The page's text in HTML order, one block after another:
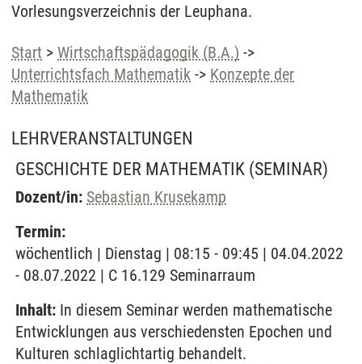
Vorlesungsverzeichnis der Leuphana.
Start > Wirtschaftspädagogik (B.A.) ->
Unterrichtsfach Mathematik -> Konzepte der
Mathematik
LEHRVERANSTALTUNGEN
GESCHICHTE DER MATHEMATIK (SEMINAR)
Dozent/in: Sebastian Krusekamp
Termin:
wöchentlich | Dienstag | 08:15 - 09:45 | 04.04.2022
- 08.07.2022 | C 16.129 Seminarraum
Inhalt: In diesem Seminar werden mathematische
Entwicklungen aus verschiedensten Epochen und
Kulturen schlaglichtartig behandelt.